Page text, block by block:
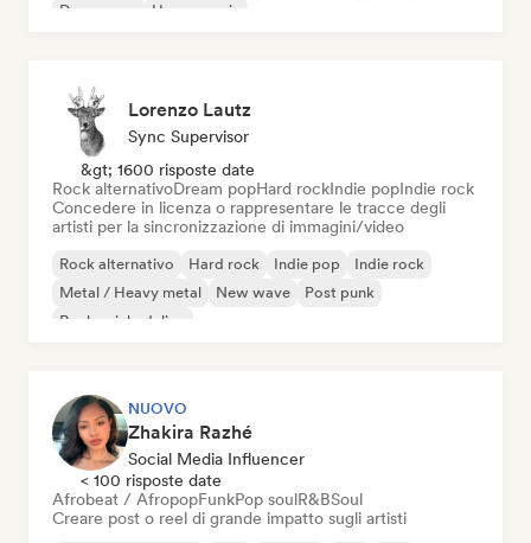
Dream pop
House music
Lorenzo Lautz
Sync Supervisor
&gt; 1600 risposte date
Rock alternativoDream popHard rockIndie popIndie rock
Concedere in licenza o rappresentare le tracce degli
artisti per la sincronizzazione di immagini/video
Rock alternativo Hard rock Indie pop
Indie rock
Metal / Heavy metal
New wave
Post punk
Rock psichedelico
NUOVO
Zhakira Razhé
Social Media Influencer
< 100 risposte date
Afrobeat / AfropopFunkPop soulR&BSoul
Creare post o reel di grande impatto sugli artisti